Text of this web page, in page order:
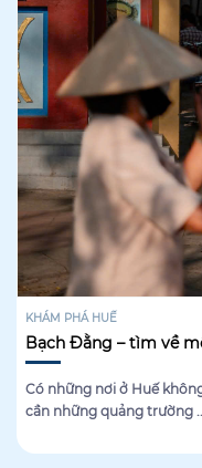
KHÁM PHÁ HUẾ
Bạch Đằng – tìm về
Có những nơi ở Huế
cần những quảng trường